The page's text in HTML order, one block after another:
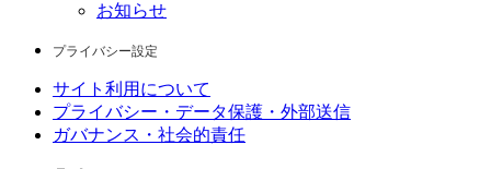
お知らせ
プライバシー設定
サイト利用について
プライバシー・データ保護・外部送信
ガバナンス・社会的責任